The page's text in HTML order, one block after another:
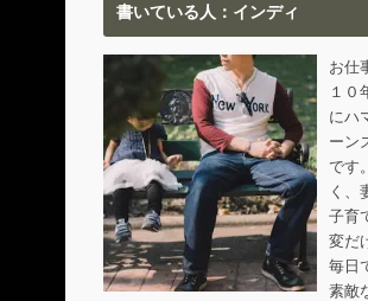
書いている人：インディ
お仕
１０
にハ
ーン
です
く、
子育
変だ
毎日
素敵